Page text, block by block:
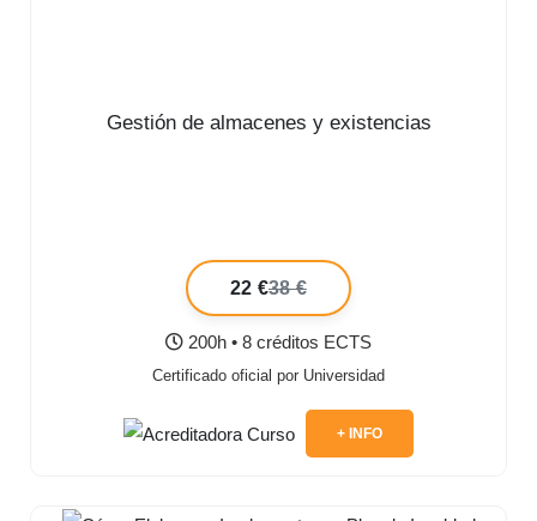
Gestión de almacenes y existencias
22 €38 €
200h • 8 créditos ECTS
Certificado oficial por Universidad
+ INFO